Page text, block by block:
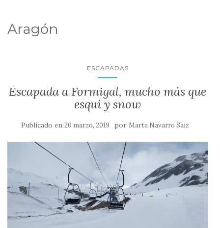
Aragón
ESCAPADAS
Escapada a Formigal, mucho más que
esquí y snow
Publicado en 20 marzo, 2019 por Marta Navarro Saiz